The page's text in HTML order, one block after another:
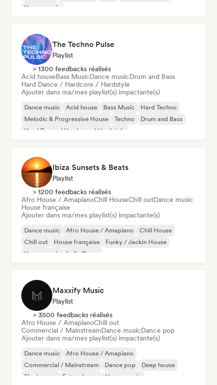
House music
The Techno Pulse
Playlist
> 1300 feedbacks réalisés
Acid houseBass MusicDance musicDrum and Bass
Hard Dance / Hardcore / Hardstyle
Ajouter dans ma/mes playlist(s) impactante(s)
Dance music Acid house Bass Music
Hard Techno
Melodic & Progressive House
Techno
Drum and Bass
Hard Dance / Hardcore / Hardstyle
Ibiza Sunsets & Beats
Playlist
> 1200 feedbacks réalisés
Afro House / AmapianoChill HouseChill outDance music
House française
Ajouter dans ma/mes playlist(s) impactante(s)
Dance music Afro House / Amapiano
Chill House
Chill out
House française
Funky / Jackin House
House music
Indie Dance
Maxxify Music
Playlist
> 3500 feedbacks réalisés
Afro House / AmapianoChill out
Commercial / MainstreamDance musicDance pop
Ajouter dans ma/mes playlist(s) impactante(s)
Dance music
Afro House / Amapiano
Commercial / Mainstream
Dance pop
Deep house
Electropop
Future house House music